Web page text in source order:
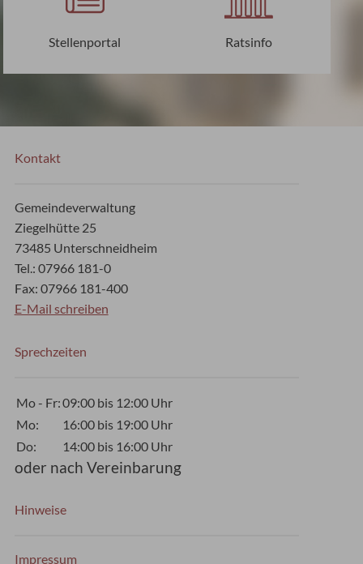
Stellenportal Ratsinfo
Kontakt
Gemeindeverwaltung
Ziegelhütte 25
73485 Unterschneidheim
Tel.: 07966 181-0
Fax: 07966 181-400
E-Mail schreiben
Sprechzeiten
Mo - Fr:09:00 bis 12:00 Uhr
Mo:
16:00 bis 19:00 Uhr
Do:
14:00 bis 16:00 Uhr
oder nach Vereinbarung
Hinweise
Impressum